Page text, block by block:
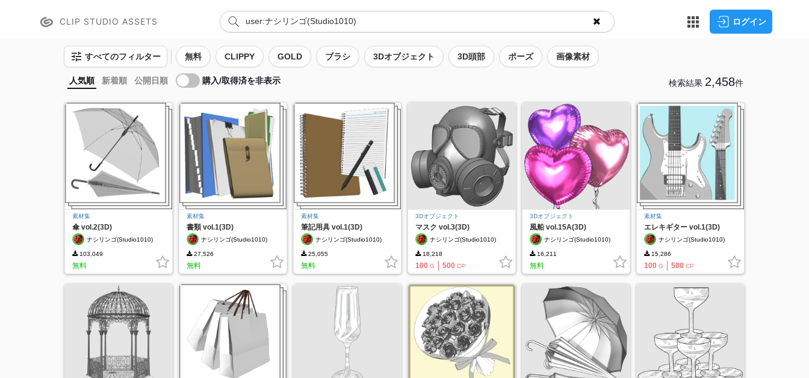
CLIP STUDIO ASSETS ログイン
すべてのフィルター 無料 CLIPPY GOLD ブラシ 3Dオブジェクト 3D頭部 ポーズ 画像素材
人気順 新着順 公開日順 購入/取得済を非表示 検索結果 2,458件
素材集
傘 vol.2(3D)
ナシリンゴ(Studio1010)
103,049
無料
素材集
書類 vol.1(3D)
ナシリンゴ(Studio1010)
27,526
無料
素材集
筆記用具 vol.1(3D)
ナシリンゴ(Studio1010)
25,055
無料
3Dオブジェクト
マスク vol.3(3D)
ナシリンゴ(Studio1010)
18,218
100 G 500 CP
3Dオブジェクト
風船 vol.15A(3D)
ナシリンゴ(Studio1010)
16,211
無料
素材集
エレキギター vol.1(3D)
ナシリンゴ(Studio1010)
15,286
100 G 500 CP